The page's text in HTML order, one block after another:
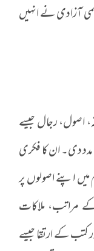
آزادی نے انہیں
اصول، رجال جیسے
مدد دی۔ ان کا فکری
اپنے اصولوں پر
مراتب، ملاکات
کتب کے ارتقا جیسے